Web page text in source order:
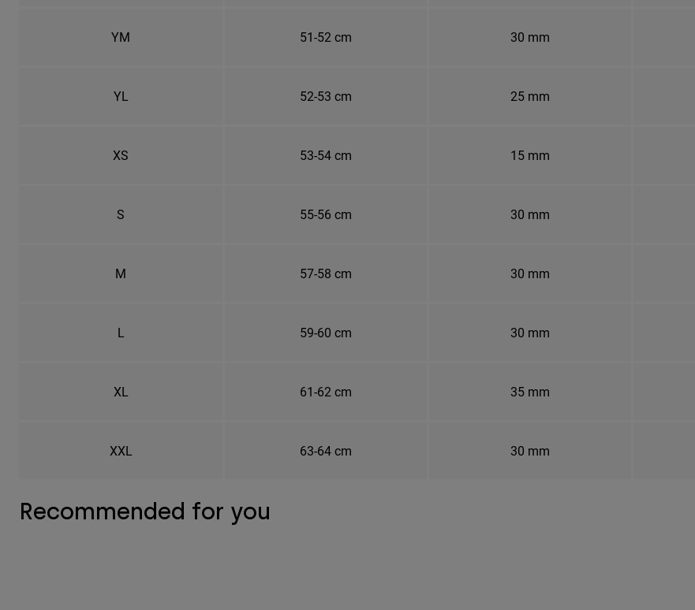
YM 51-52 cm 30 mm
YL 52-53 cm 25 mm
XS 53-54 cm 15 mm
S 55-56 cm 30 mm
M 57-58 cm 30 mm
L 59-60 cm 30 mm
XL 61-62 cm 35 mm
XXL 63-64 cm 30 mm
Recommended for you